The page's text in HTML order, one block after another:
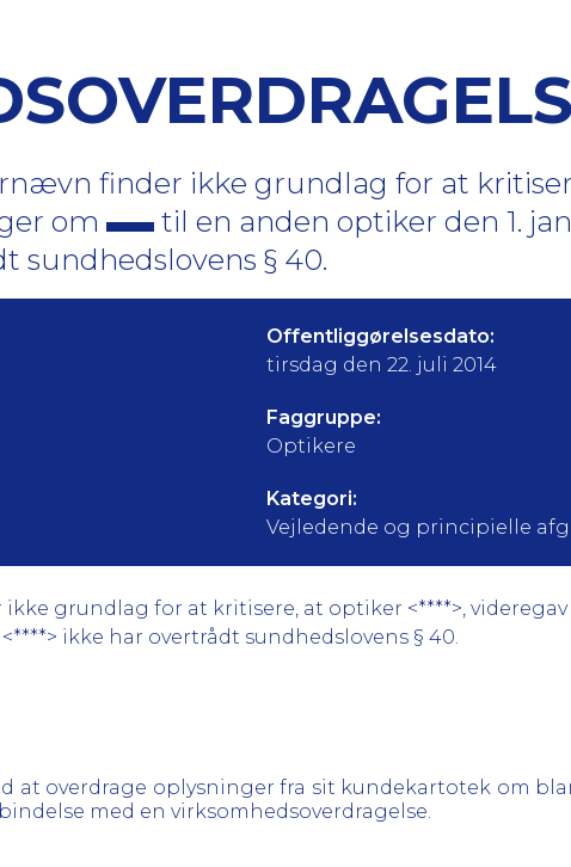
finder ikke grundlag for at
om
til en anden optiker den 1.
sundhedslovens § 40.
Offentliggørelsesdato:
tirsdag den 22. juli 2014
Faggruppe:
Optikere
Kategori:
Vejledende og principielle
grundlag for at kritisere, at optiker <****>,
ikke har overtrådt sundhedslovens § 40.
at overdrage oplysninger fra sit kundekartotek om
med en virksomhedsoverdragelse.